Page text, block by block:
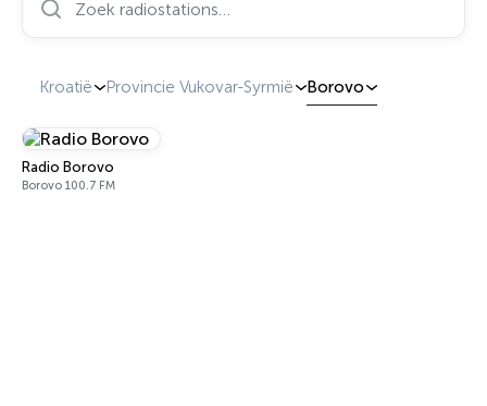
Kroatië Provincie Vukovar-Syrmië Borovo
Radio Borovo
Borovo 100.7 FM